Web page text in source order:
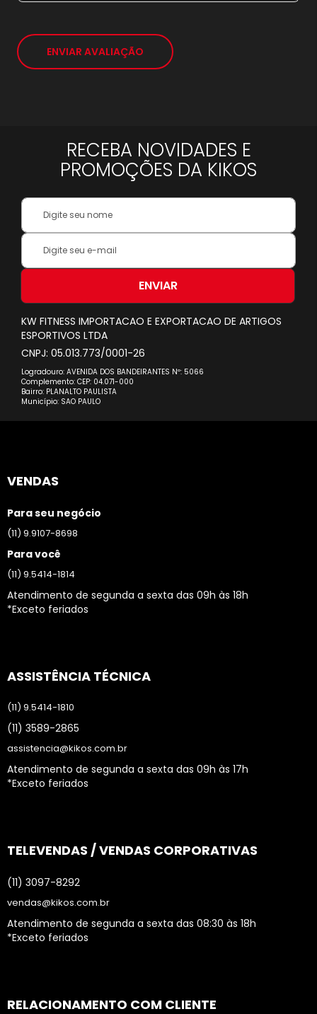
*
ENVIAR AVALIAÇÃO
RECEBA NOVIDADES E
PROMOÇÕES DA KIKOS
Your
Name:
Inscreva-
na
Newsletter:
ENVIAR
KW FITNESS IMPORTACAO E EXPORTACAO DE ARTIGOS
ESPORTIVOS LTDA
CNPJ: 05.013.773/0001-26
Logradouro: AVENIDA DOS BANDEIRANTES Nº: 5066
Complemento: CEP: 04.071-000
Bairro: PLANALTO PAULISTA
Município: SAO PAULO
VENDAS
Para seu negócio
(11) 9.9107-8698
Para você
(11) 9.5414-1814
Atendimento de segunda a sexta das 09h às 18h
*Exceto feriados
ASSISTÊNCIA TÉCNICA
(11) 9.5414-1810
(11) 3589-2865
assistencia@kikos.com.br
Atendimento de segunda a sexta das 09h às 17h
*Exceto feriados
TELEVENDAS / VENDAS CORPORATIVAS
(11) 3097-8292
vendas@kikos.com.br
Atendimento de segunda a sexta das 08:30 às 18h
*Exceto feriados
RELACIONAMENTO COM CLIENTE